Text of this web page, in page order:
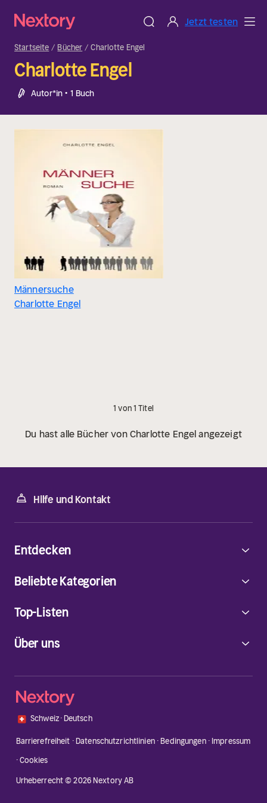
Jetzt testen
Startseite Bücher Charlotte Engel
Charlotte Engel
Autor*in • 1 Buch
Männersuche
Charlotte Engel
1 von 1 Titel
Du hast alle Bücher von Charlotte Engel angezeigt
Hilfe und Kontakt
Über uns
Entdecken
Beliebte Kategorien
Top-Listen
🇨🇭 Schweiz·Deutsch
Barrierefreiheit ·Datenschutzrichtlinien·Bedingungen· Impressum
·Cookies
Urheberrecht © 2026 Nextory AB